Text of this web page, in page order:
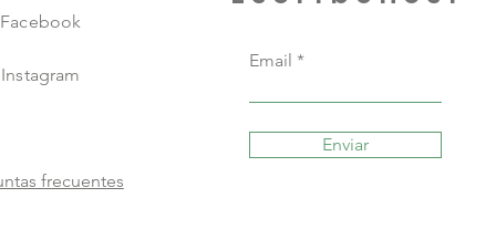
Facebook
Instagram
frecuentes
Email
Enviar